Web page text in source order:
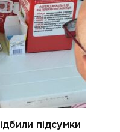
підсумки